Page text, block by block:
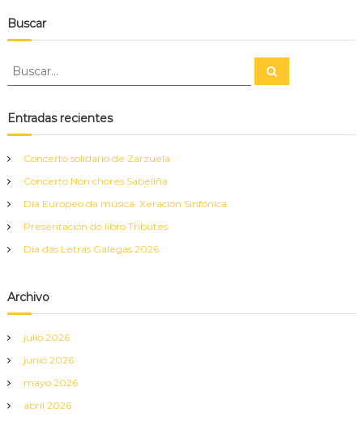
Buscar
B
c
a
:
B
u
Entradas recientes
Concerto solidario de Zarzuela
Concerto Non chores Sabeliña
Día Europeo da música. Xeración Sinfónica
Presentación do libro Tributes
Día das Letras Galegas 2026
Archivo
julio 2026
junio 2026
mayo 2026
abril 2026